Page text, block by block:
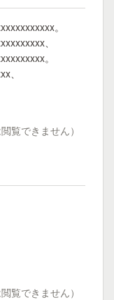
。
、
。
、
覧できません）
覧できません）